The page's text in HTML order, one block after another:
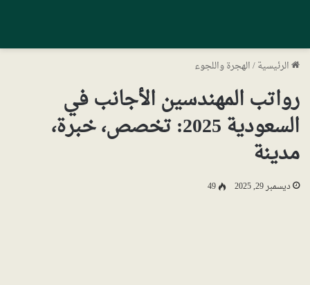
الرئيسية/الهجرة واللجوء
رواتب المهندسين الأجانب في
السعودية 2025: تخصص، خبرة،
مدينة
ديسمبر 29, 2025 49